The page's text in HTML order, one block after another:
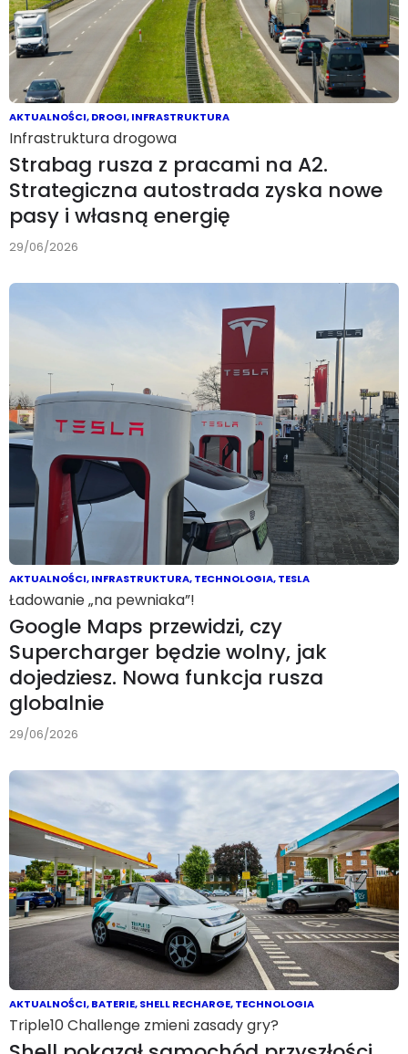
AKTUALNOŚCI,DROGI,INFRASTRUKTURA
Infrastruktura drogowa
Strabag rusza z pracami na A2.
Strategiczna autostrada zyska nowe
pasy i własną energię
29/06/2026
AKTUALNOŚCI,INFRASTRUKTURA,TECHNOLOGIA,TESLA
Ładowanie „na pewniaka”!
Google Maps przewidzi, czy
Supercharger będzie wolny, jak
dojedziesz. Nowa funkcja rusza
globalnie
29/06/2026
AKTUALNOŚCI,BATERIE,SHELL RECHARGE,TECHNOLOGIA
Triple10 Challenge zmieni zasady gry?